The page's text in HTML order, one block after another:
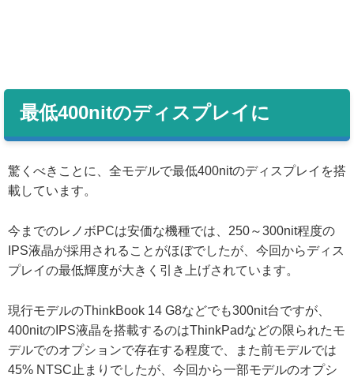
最低400nitのディスプレイに
驚くべきことに、全モデルで最低400nitのディスプレイを搭
載しています。
今までのレノボPCは安価な機種では、250～300nit程度の
IPS液晶が採用されることがほぼでしたが、今回からディス
プレイの最低輝度が大きく引き上げされています。
現行モデルのThinkBook 14 G8などでも300nit台ですが、
400nitのIPS液晶を搭載するのはThinkPadなどの限られたモ
デルでのオプションで存在する程度で、また前モデルでは
45% NTSC止まりでしたが、今回から一部モデルのオプシ